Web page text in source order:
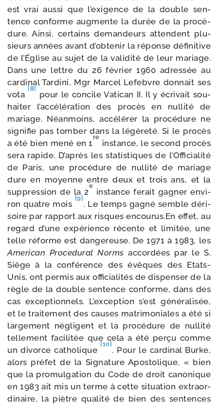
est vrai aus­si que l’exigence de la double sen­
tence conforme aug­mente la durée de la pro­cé­
dure. Ainsi, cer­tains deman­deurs attendent plu­
sieurs années avant d’obtenir la réponse défi­ni­tive
de l’Église au sujet de la vali­di­té de leur mariage.
Dans une lettre du 26 février 1960 adres­sée au
car­di­nal Tardini, Mgr Marcel Lefebvre don­nait ses
vota
[8]
pour le concile Vatican II. Il y écri­vait sou­
hai­ter l’accélération des pro­cès en nul­li­té de
mariage. Néanmoins, accé­lé­rer la pro­cé­dure ne
signi­fie pas tom­ber dans la légè­re­té. Si le pro­cès
a été bien mené en 1
re
ins­tance, le second pro­cès
sera rapide. D’après les sta­tis­tiques de l’Officialité
de Paris, une pro­cé­dure de nul­li­té de mariage
dure en moyenne entre deux et trois ans, et la
sup­pres­sion de la 2
e
ins­tance ferait gagner envi­
ron quatre mois
[9]
. Le temps gagné semble déri­
soire par rap­port aux risques encourus.En effet, au
regard d’une expé­rience récente et limi­tée, une
telle réforme est dan­ge­reuse. De 1971 à 1983, les
American Procedural Norms accor­dées par le S.
Siège à la confé­rence des évêques des Etats-​
Unis, ont per­mis aux offi­cia­li­tés de dis­pen­ser de la
règle de la double sen­tence conforme, dans des
cas excep­tion­nels. L’exception s’est géné­ra­li­sée,
et le trai­te­ment des causes matri­mo­niales a été si
lar­ge­ment négligent et la pro­cé­dure de nul­li­té
tel­le­ment faci­li­tée que cela a été per­çu comme
un divorce catho­lique
[10]
. Pour le car­di­nal Burke,
alors pré­fet de la Signature Apostolique, « bien
que la pro­mul­ga­tion du Code de droit cano­nique
en 1983 ait mis un terme à cette situa­tion extra­or­
di­naire, la piètre qua­li­té de bien des sen­tences